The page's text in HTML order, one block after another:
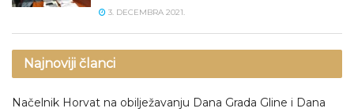
3. DECEMBRA 2021.
Najnoviji članci
Načelnik Horvat na obilježavanju Dana Grada Gline i Dana